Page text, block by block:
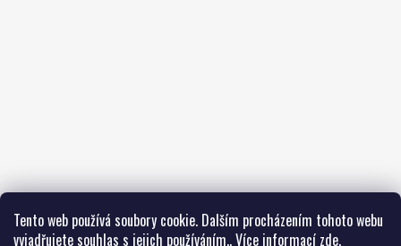
Tento web používá soubory cookie. Dalším procházením tohoto webu
vyjadřujete souhlas s jejich používáním.. Více informací zde.